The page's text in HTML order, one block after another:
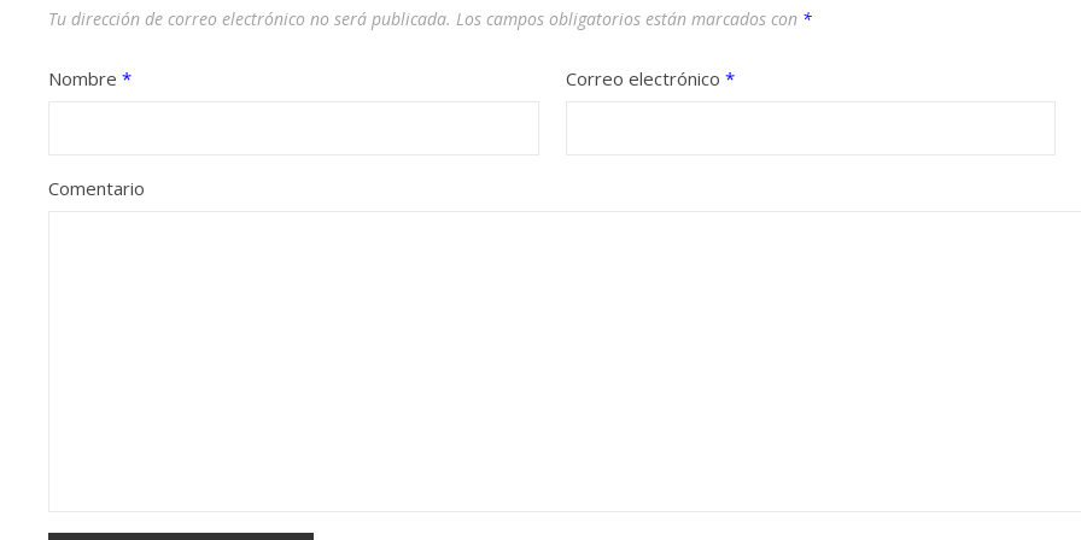
Tu dirección de correo electrónico no será publicada. Los campos obligatorios están marcados con *
Nombre * Correo electrónico *
Comentario